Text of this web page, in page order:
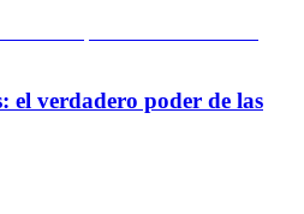
el verdadero poder de las